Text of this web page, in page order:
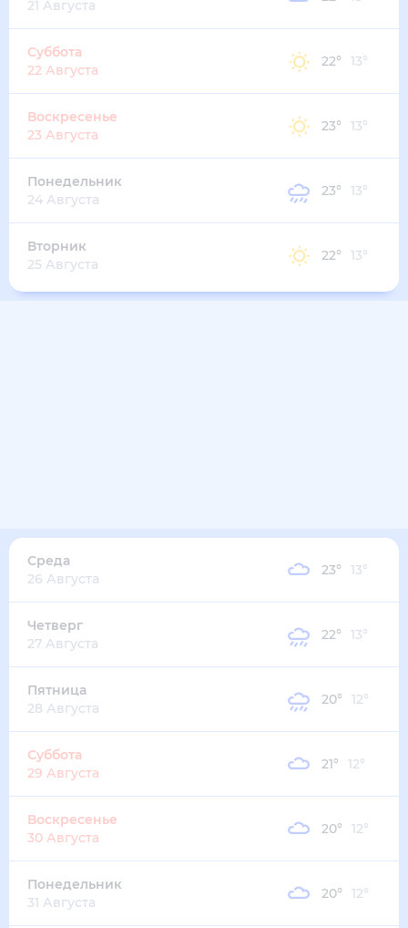
21 Августа
Суббота
22 Августа
22° 13°
Воскресенье
23 Августа
23° 13°
Понедельник
24 Августа
23° 13°
Вторник
25 Августа
22° 13°
Среда
26 Августа
23° 13°
Четверг
27 Августа
22° 13°
Пятница
28 Августа
20° 12°
Суббота
29 Августа
21° 12°
Воскресенье
30 Августа
20° 12°
Понедельник
31 Августа
20° 12°